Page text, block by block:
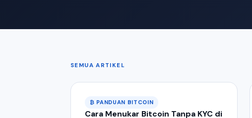
SEMUA ARTIKEL
₿ PANDUAN BITCOIN
Cara Menukar Bitcoin Tanpa KYC di